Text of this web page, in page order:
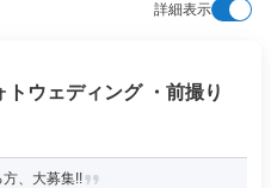
詳細表示
トウェディング ・前撮り
、大募集!!